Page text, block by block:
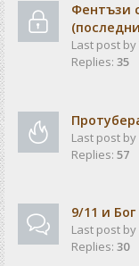
Фентъзи
Last post by
Replies: 35
Last post by
Replies: 57
9/11 и Бог
Last post by
Replies: 30